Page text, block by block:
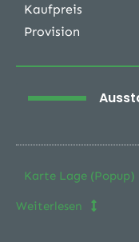
Kaufpreis
Provision
Karte Lage (Popup)
Weiterlesen